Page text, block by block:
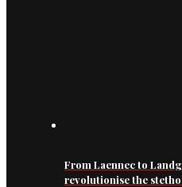
From Laennec to
revolutionise the